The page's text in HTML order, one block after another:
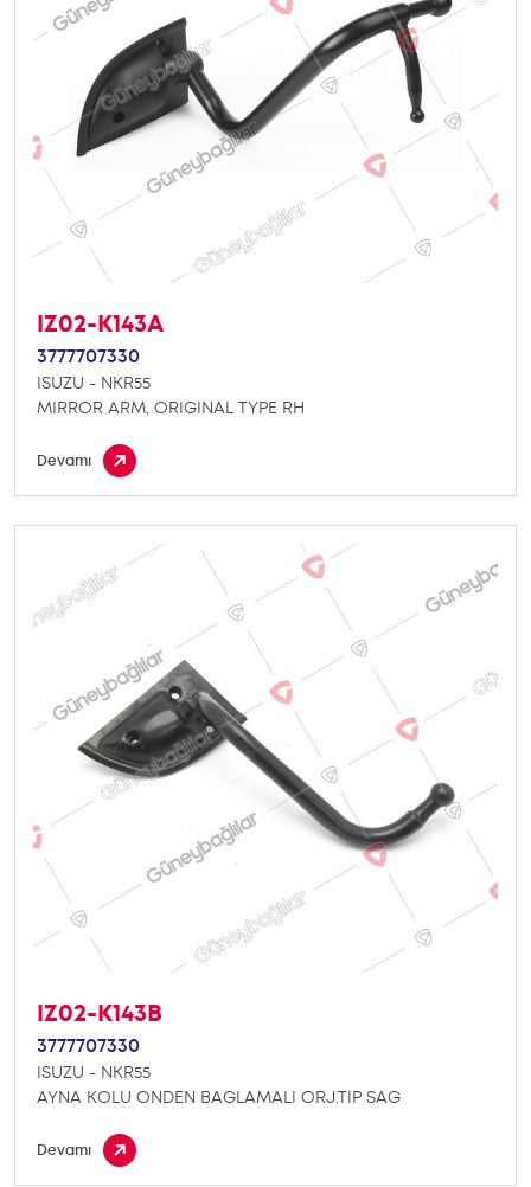
IZ02-K143A
3777707330
ISUZU - NKR55
MIRROR ARM, ORIGINAL TYPE RH
Devamı
IZ02-K143B
3777707330
ISUZU - NKR55
AYNA KOLU ONDEN BAGLAMALI ORJ.TIP SAG
Devamı